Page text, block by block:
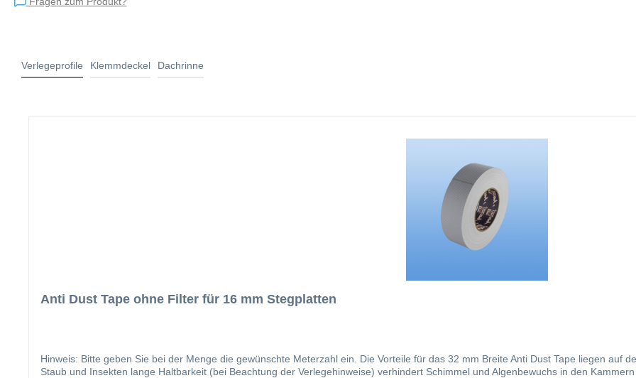
Verlegeprofile Klemmdeckel Dachrinne
Anti Dust Tape ohne Filter für 16 mm Stegplatten
Hinweis: Bitte geben Sie bei der Menge die gewünschte Meterzahl ein. Die Vorteile für das 32 mm Breite Anti Dust Tape liegen auf der Hand: leicht anzubringen verhindert das Eindringen von
Staub und Insekten lange Haltbarkeit (bei Beachtung der Verlegehinweise) verhindert Schimmel und Algenbewuchs in den Kammern Montageanleitung für Anti Dust Tape: Die Funktionstüchtigkeit